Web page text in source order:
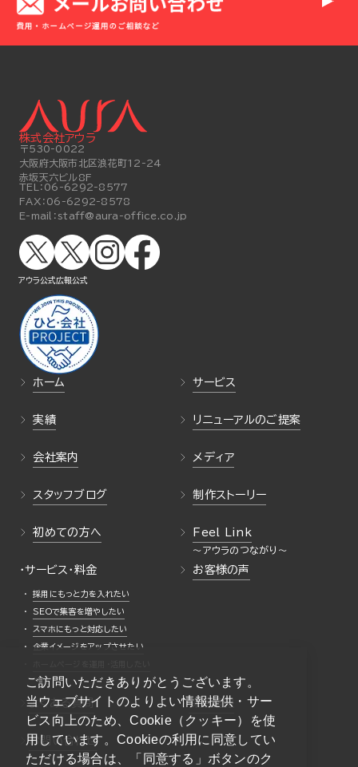
ご訪問いただきありがとうございます。
当ウェブサイトのよりよい情報提供・サー
ビス向上のため、Cookie（クッキー）を使
用しています。Cookieの利用に同意してい
ただける場合は、「同意する」ボタンのク
ホーム サービス
実績 リニューアルのご提案
会社案内 メディア
スタッフブログ 制作ストーリー
初めての方へ Feel Link
・サービス・料金
採用にもっと力を入れたい
SEOで集客を増やしたい
スマホにもっと対応したい
企業イメージをアップさせたい
お客様の声
よくある質問 採用情報
お問い合わせ
株式会社アウラ
〒530-0022
大阪府大阪市北区浪花町12-24
赤坂天六ビル8F
TEL： 06-6292-8577
FAX： 06-6292-8578
E-mail： staff@aura-office.co.jp
アウラ公式 広報公式